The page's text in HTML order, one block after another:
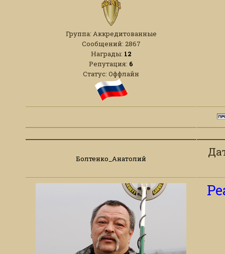
Группа: Аккредитованные
Сообщений: 2867
Награды: 12
Репутация: 6
Статус: Оффлайн
Болтенко_Анатолий